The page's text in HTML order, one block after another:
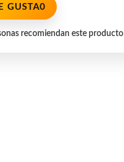
GUSTA0
recomiendan este producto